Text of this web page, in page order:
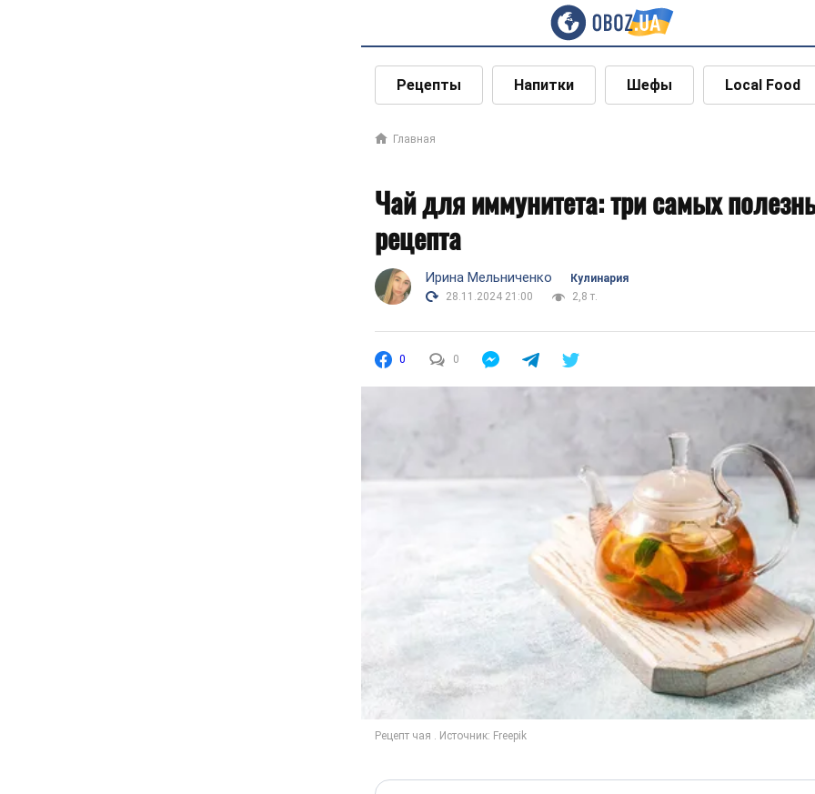
Рецепты Напитки Шефы Local Food
Главная
Чай для иммунитета: три самых
рецепта
Ирина Мельниченко
Кулинария
28.11.2024 21:00
2,8 т.
0 0